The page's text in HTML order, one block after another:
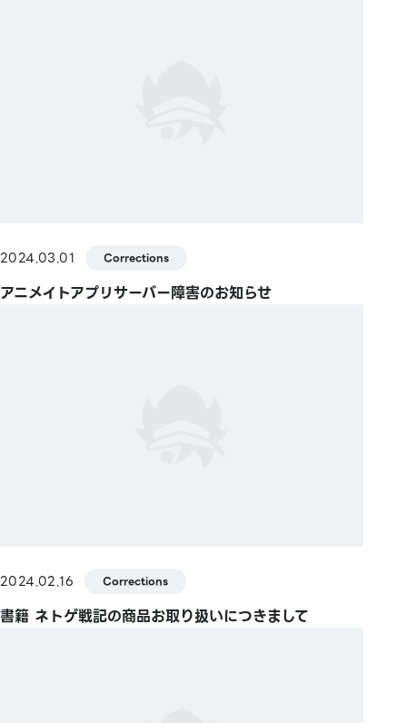
2024.03.01 Corrections
アニメイトアプリサーバー障害のお知らせ
2024.02.16 Corrections
書籍 ネトゲ戦記の商品お取り扱いにつきまして